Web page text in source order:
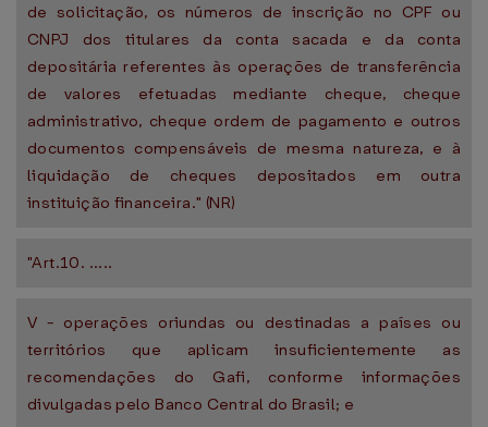
de solicitação, os números de inscrição no CPF ou
CNPJ dos titulares da conta sacada e da conta
depositária referentes às operações de transferência
de valores efetuadas mediante cheque, cheque
administrativo, cheque ordem de pagamento e outros
documentos compensáveis de mesma natureza, e à
liquidação de cheques depositados em outra
instituição financeira." (NR)
"Art.10. .....
V - operações oriundas ou destinadas a países ou
territórios que aplicam insuficientemente as
recomendações do Gafi, conforme informações
divulgadas pelo Banco Central do Brasil; e